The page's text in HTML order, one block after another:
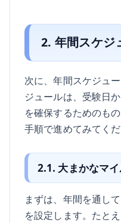
2. 年間スケジ
次に、年間スケジュ
ジュールは、受験日
を確保するためのも
手順で進めてみてくだ
2.1. 大まかなマ
まずは、年間を通し
を設定します。たと